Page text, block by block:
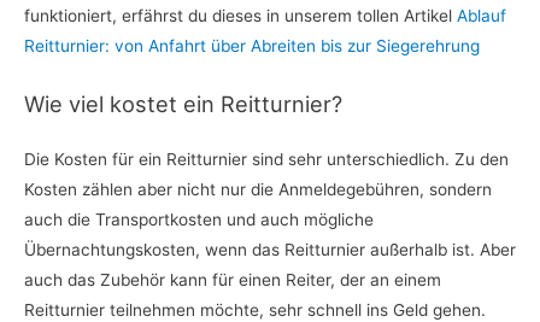
funktioniert, erfährst du dieses in unserem tollen Artikel Ablauf
Reitturnier: von Anfahrt über Abreiten bis zur Siegerehrung
Wie viel kostet ein Reitturnier?
Die Kosten für ein Reitturnier sind sehr unterschiedlich. Zu den
Kosten zählen aber nicht nur die Anmeldegebühren, sondern
auch die Transportkosten und auch mögliche
Übernachtungskosten, wenn das Reitturnier außerhalb ist. Aber
auch das Zubehör kann für einen Reiter, der an einem
Reitturnier teilnehmen möchte, sehr schnell ins Geld gehen.